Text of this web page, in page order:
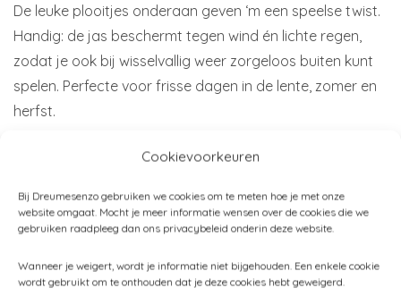
Cookievoorkeuren
Bij Dreumesenzo gebruiken we cookies om te meten hoe je met onze
website omgaat. Mocht je meer informatie wensen over de cookies die we
gebruiken raadpleeg dan ons privacybeleid onderin deze website.
Wanneer je weigert, wordt je informatie niet bijgehouden. Een enkele cookie
wordt gebruikt om te onthouden dat je deze cookies hebt geweigerd.
De leuke plooitjes onderaan geven ‘m een speelse twist.
Handig: de jas beschermt tegen wind én lichte regen,
zodat je ook bij wisselvallig weer zorgeloos buiten kunt
spelen. Perfecte voor frisse dagen in de lente, zomer en
herfst.
12 maanden t/m 4 jaar
polyester
Merk: Konges Sløjd